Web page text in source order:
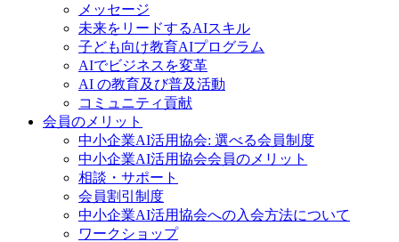
メッセージ
未来をリードするAIスキル
子ども向け教育AIプログラム
AIでビジネスを変革
AI の教育及び普及活動
コミュニティ貢献
会員のメリット
中小企業AI活用協会: 選べる会員制度
中小企業AI活用協会会員のメリット
相談・サポート
会員割引制度
中小企業AI活用協会への入会方法について
ワークショップ